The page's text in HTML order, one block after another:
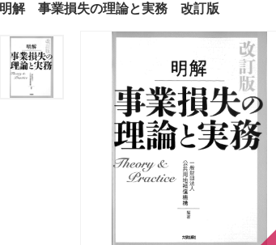
明解 事業損失の理論と実務 改訂版